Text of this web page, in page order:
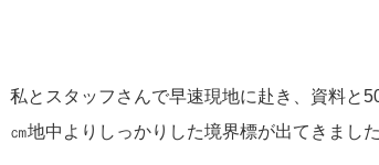
私とスタッフさんで早速現地に赴き、資料と
㎝地中よりしっかりした境界標が出てきました